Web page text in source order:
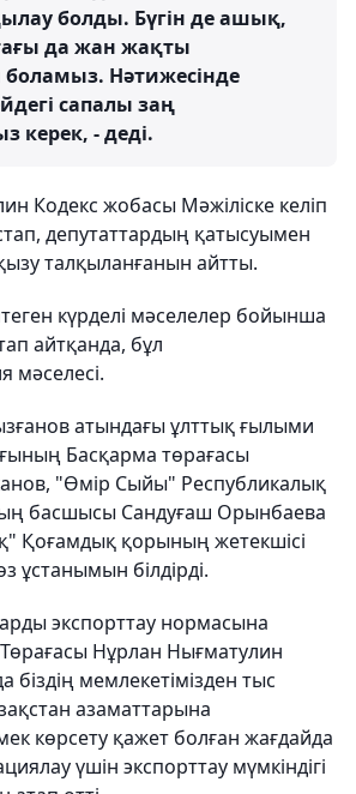
болды. Бүгін де ашық,
да жан жақты
Нәтижесінде
сапалы заң
керек, - деді.
Кодекс жобасы Мәжіліске келіп
депутаттардың қатысуымен
талқыланғанын айтты.
күрделі мәселелер бойынша
айтқанда, бұл
мәселесі.
атындағы ұлттық ғылыми
Басқарма төрағасы
"Өмір Сыйы" Республикалық
басшысы Сандуғаш Орынбаева
Қоғамдық қорының жетекшісі
ұстанымын білдірді.
экспорттау нормасына
Нұрлан Нығматулин
біздің мемлекетімізден тыс
азаматтарына
көрсету қажет болған жағдайда
үшін экспорттау мүмкіндігі